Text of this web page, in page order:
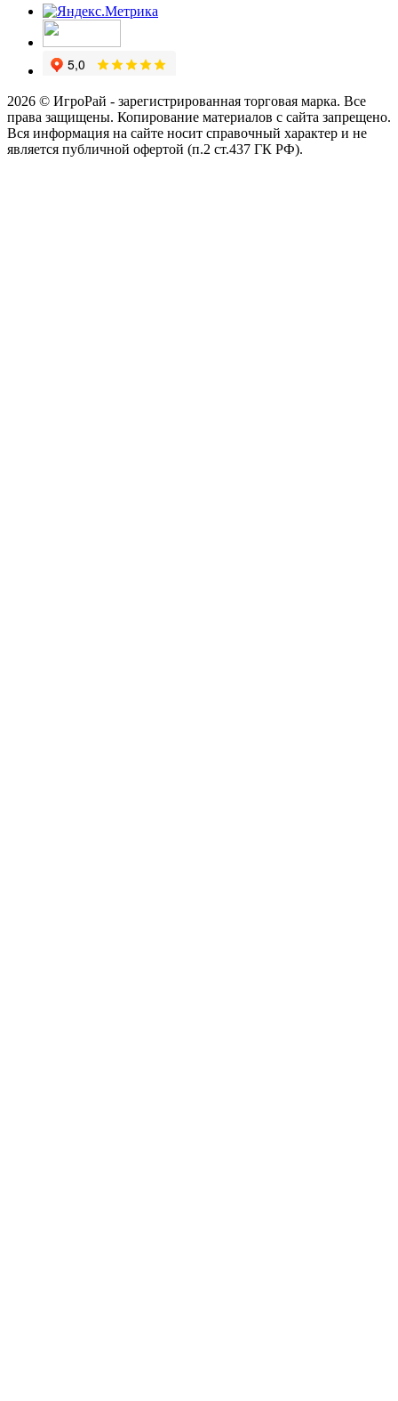
2026 © ИгроРай - зарегистрированная торговая марка. Все
права защищены. Копирование материалов с сайта запрещено.
Вся информация на сайте носит справочный характер и не
является публичной офертой (п.2 ст.437 ГК РФ).